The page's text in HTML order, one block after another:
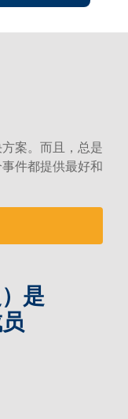
案。而且，总是
件都提供最好和
是